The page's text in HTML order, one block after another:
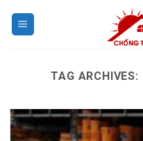
TAG ARCHIVES: